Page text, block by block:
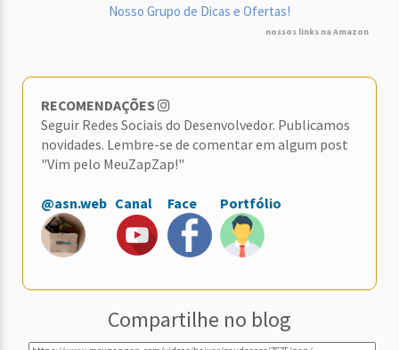
Nosso Grupo de Dicas e Ofertas!
nossos links na Amazon
RECOMENDAÇÕES
Seguir Redes Sociais do Desenvolvedor. Publicamos
novidades. Lembre-se de comentar em algum post
"Vim pelo MeuZapZap!"
@asn.web Canal Face Portfólio
Compartilhe no blog